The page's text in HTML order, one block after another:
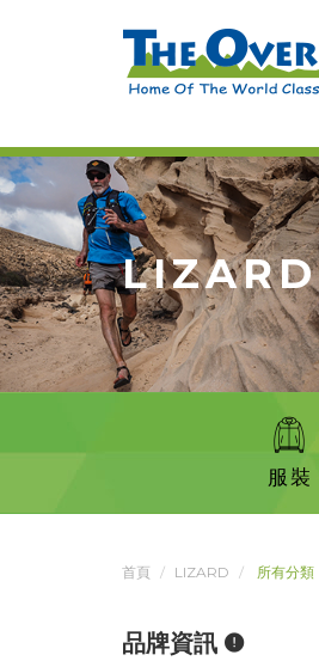
LIZARD
服裝
首頁 LIZARD 所有分類
品牌資訊